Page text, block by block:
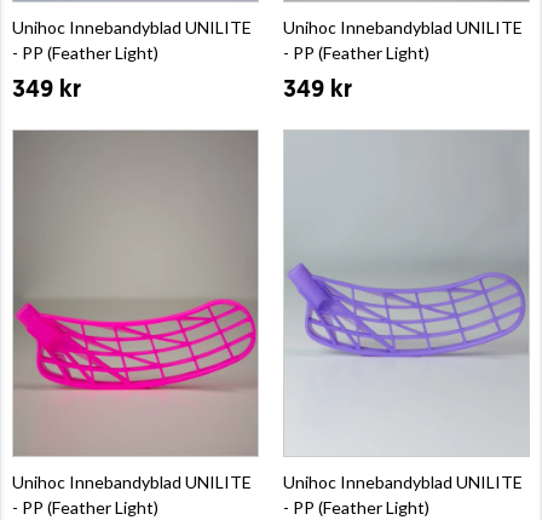
Unihoc Innebandyblad UNILITE
- PP (Feather Light)
349 kr
Unihoc Innebandyblad UNILITE
- PP (Feather Light)
349 kr
Unihoc Innebandyblad UNILITE
- PP (Feather Light)
Unihoc Innebandyblad UNILITE
- PP (Feather Light)